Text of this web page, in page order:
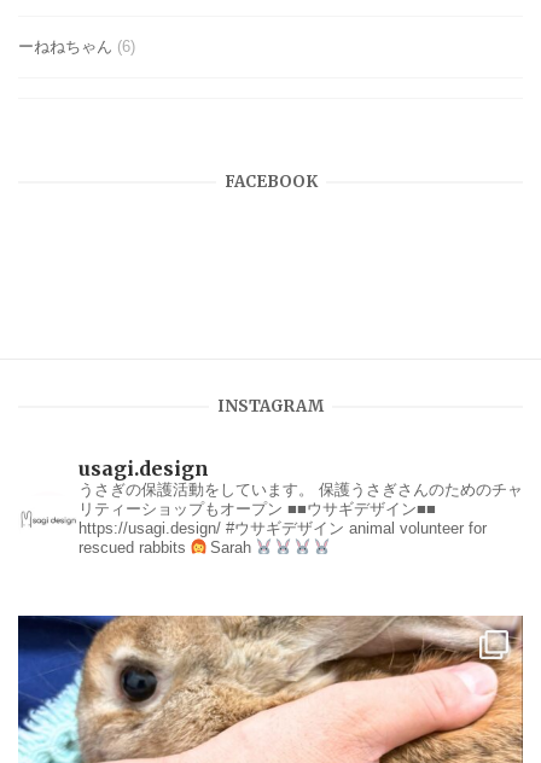
ーねねちゃん (6)
FACEBOOK
INSTAGRAM
usagi.design
うさぎの保護活動をしています。
保護うさぎさんのためのチャ
リティーショップもオープン ■■ウサギデザイン■■
https://usagi.design/ #ウサギデザイン animal volunteer for
rescued rabbits
Sarah